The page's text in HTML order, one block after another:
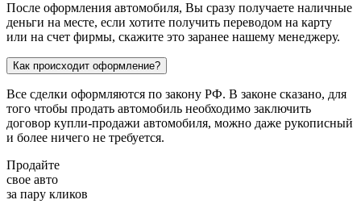
После оформления автомобиля, Вы сразу получаете наличные
деньги на месте, если хотите получить переводом на карту
или на счет фирмы, скажите это заранее нашему менеджеру.
Как происходит оформление?
Все сделки оформляются по закону РФ. В законе сказано, для
того чтобы продать автомобиль необходимо заключить
договор купли-продажи автомобиля, можно даже рукописный
и более ничего не требуется.
Продайте
свое авто
за пару кликов